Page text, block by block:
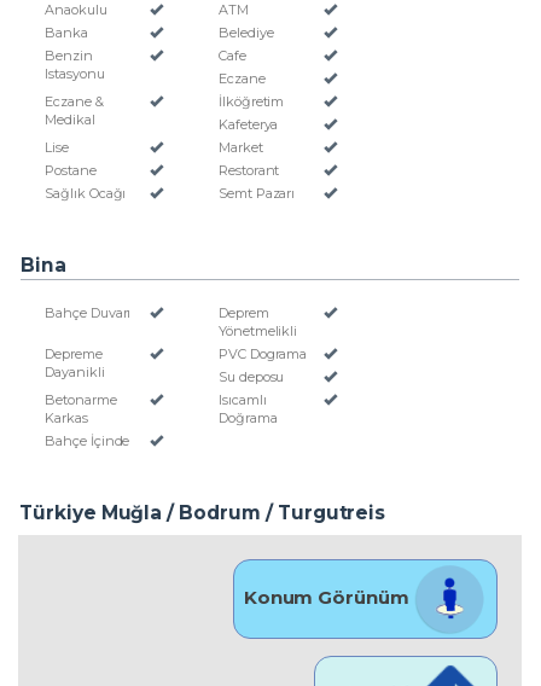
Anaokulu
ATM
Banka
Belediye
Benzin
Istasyonu
Cafe
Eczane
Eczane &
Medikal
İlköğretim
Kafeterya
Lise
Market
Postane
Restorant
Sağlık Ocağı
Semt Pazarı
Bina
Bahçe Duvarı
Deprem
Yönetmelikli
Depreme
Dayanikli
PVC Dograma
Su deposu
Betonarme
Karkas
Isıcamlı
Doğrama
Bahçe İçinde
Türkiye Muğla / Bodrum / Turgutreis
Konum Görünüm